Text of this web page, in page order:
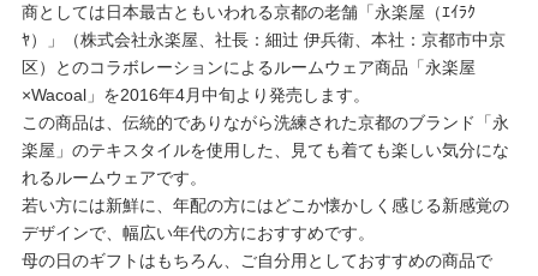
重要なお知らせ
お知らせ
ワコールウェブストア
商としては日本最古ともいわれる京都の老舗「永楽屋（ｴｲﾗｸ
ﾔ）」（株式会社永楽屋、社長：細辻 伊兵衛、本社：京都市中京
区）とのコラボレーションによるルームウェア商品「永楽屋
×Wacoal」を2016年4月中旬より発売します。
この商品は、伝統的でありながら洗練された京都のブランド「永
楽屋」のテキスタイルを使用した、見ても着ても楽しい気分にな
れるルームウェアです。
若い方には新鮮に、年配の方にはどこか懐かしく感じる新感覚の
デザインで、幅広い年代の方におすすめです。
母の日のギフトはもちろん、ご自分用としておすすめの商品で